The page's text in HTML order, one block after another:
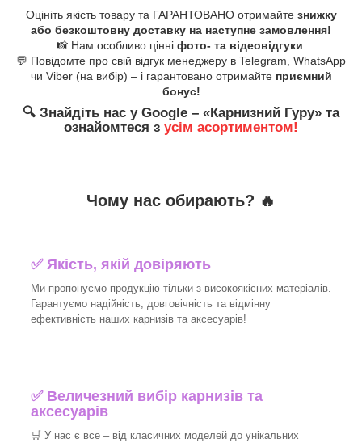
Оцініть якість товару та ГАРАНТОВАНО отримайте знижку
або безкоштовну доставку на наступне замовлення!
📸 Нам особливо цінні фото- та відеовідгуки
💬 Повідомте про свій відгук менеджеру в Telegram, WhatsApp
чи Viber (на вибір) – і гарантовано отримайте приємний
бонус!
🔍 Знайдіть нас у Google – «Карнизний Гуру» та
ознайомтеся з усім асортиментом!
Чому нас обирають? 🔥
✅Якість, якій довіряють
Ми пропонуємо продукцію тільки з високоякісних матеріалів.
Гарантуємо надійність, довговічність та відмінну
ефективність наших карнизів та аксесуарів!​
✅ Величезний вибір карнизів та
аксесуарів
🛒 У нас є все – від класичних моделей до унікальних